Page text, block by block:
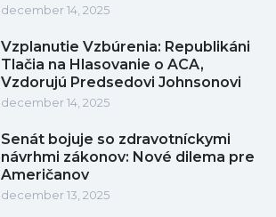
december 14, 2025
Vzplanutie Vzbúrenia: Republikáni
Tlačia na Hlasovanie o ACA,
Vzdorujú Predsedovi Johnsonovi
december 14, 2025
Senát bojuje so zdravotníckymi
návrhmi zákonov: Nové dilema pre
Američanov
december 13, 2025